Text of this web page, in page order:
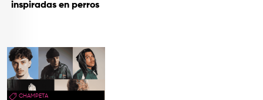
inspiradas en perros
CHAMPETA